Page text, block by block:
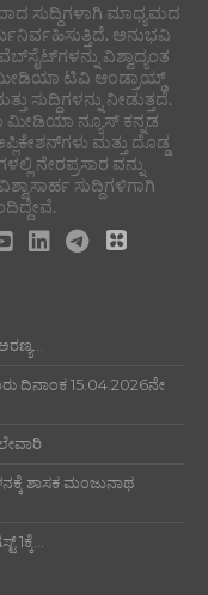
ಸುದ್ದಿಗಳಾಗಿ ಮಾಧ್ಯಮದ
ಅನುಭವಿ
ವಿಶ್ವಾದ್ಯಂತ
ಮೀಡಿಯಾ ಟಿವಿ ಆಂಡ್ರಾಯ್ಡ್
ಸುದ್ದಿಗಳನ್ನು ನೀಡುತ್ತದೆ.
ಮೀಡಿಯಾ ನ್ಯೂಸ್ ಕನ್ನಡ
ಮತ್ತು ದೊಡ್ಡ
ನೇರಪ್ರಸಾರ ವನ್ನು
ಸುದ್ದಿಗಳಿಗಾಗಿ
ದಿನಾಂಕ 15.04.2026ನೇ
ಶಾಸಕ ಮಂಜುನಾಥ